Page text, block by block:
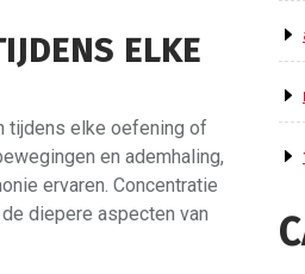
ELKE
tijdens elke oefening of
en ademhaling,
ervaren. Concentratie
diepere aspecten van